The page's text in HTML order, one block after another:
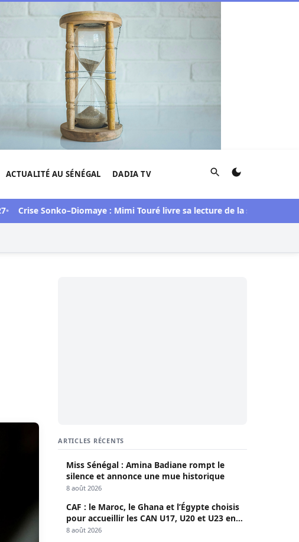
ACTUALITÉ AU SÉNÉGAL DADIA TV Rechercher
Sonko–Diomaye : Mimi Touré livre sa lecture de la situation
ARTICLES RÉCENTS
Miss Sénégal : Amina Badiane rompt le
silence et annonce une mue historique
8 août 2026
CAF : le Maroc, le Ghana et l’Égypte choisis
pour accueillir les CAN U17, U20 et U23 en
2027
8 août 2026